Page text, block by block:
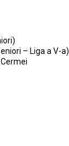
– Liga a V-a)